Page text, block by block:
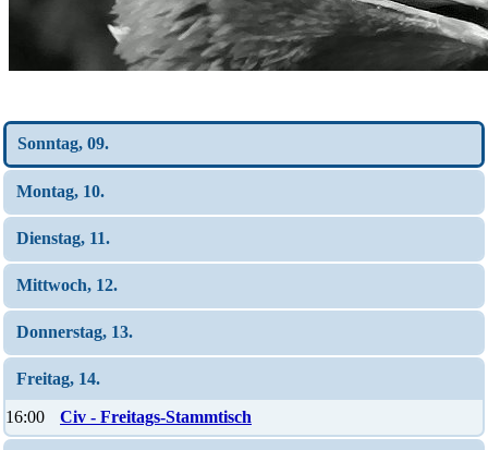
Sonntag, 09.
Montag, 10.
Dienstag, 11.
Mittwoch, 12.
Donnerstag, 13.
Freitag, 14.
16:00 Civ - Freitags-Stammtisch